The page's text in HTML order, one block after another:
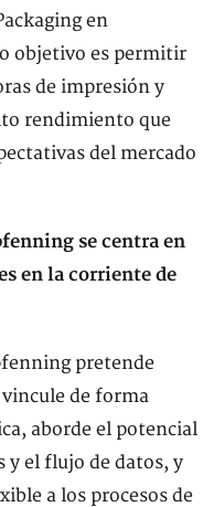
en
objetivo es permitir
de impresión y
rendimiento que
del mercado
se centra en
en la corriente de
pretende
de forma
aborde el potencial
y el flujo de datos, y
a los procesos de